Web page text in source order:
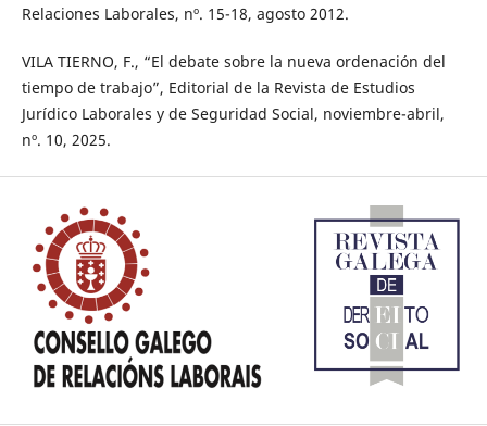
Relaciones Laborales, nº. 15-18, agosto 2012.
VILA TIERNO, F., “El debate sobre la nueva ordenación del
tiempo de trabajo”, Editorial de la Revista de Estudios
Jurídico Laborales y de Seguridad Social, noviembre-abril,
nº. 10, 2025.